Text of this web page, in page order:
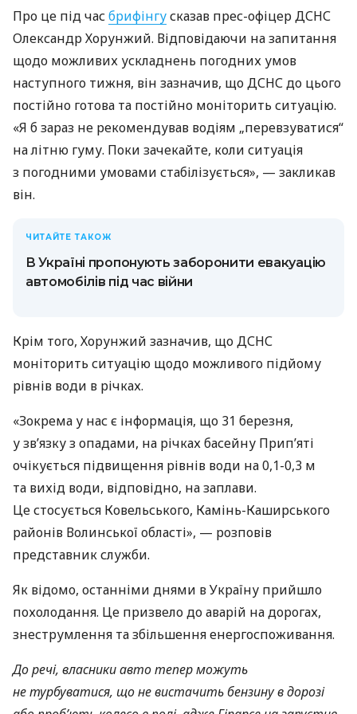
Про це під часбрифінгусказав прес-офіцер ДСНС
Олександр Хорунжий. Відповідаючи на запитання
щодо можливих ускладнень погодних умов
наступного тижня, він зазначив, що ДСНС до цього
постійно готова та постійно моніторить ситуацію.
«Я б зараз не рекомендував водіям „перевзуватися“
на літню гуму. Поки зачекайте, коли ситуація
з погодними умовами стабілізується», — закликав
він.
ЧИТАЙТЕ ТАКОЖ
В Україні пропонують заборонити евакуацію
автомобілів під час війни
Крім того, Хорунжий зазначив, що ДСНС
моніторить ситуацію щодо можливого підйому
рівнів води в річках.
«Зокрема у нас є інформація, що 31 березня,
у зв’язку з опадами, на річках басейну Прип’яті
очікується підвищення рівнів води на 0,1-0,3 м
та вихід води, відповідно, на заплави.
Це стосується Ковельського, Камінь-Каширського
районів Волинської області», — розповів
представник служби.
Як відомо, останніми днями в Україну прийшло
похолодання. Це призвело до аварій на дорогах,
знеструмлення та збільшення енергоспоживання.
До речі, власники авто тепер можуть
не турбуватися, що не вистачить бензину в дорозі